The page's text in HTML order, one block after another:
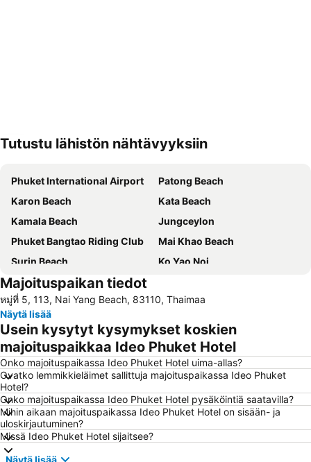
Tutustu lähistön nähtävyyksiin
Phuket International Airport
Patong Beach
Karon Beach
Kata Beach
Kamala Beach
Jungceylon
Phuket Bangtao Riding Club
Mai Khao Beach
Surin Beach
Ko Yao Noi
Nai Thon Beach
Freedom Beach
Soi Bangla
Central Festival Phuket
Bangla Thai Boxing
Maya Bay
Phuket Zoo
Mamma Mia
Phuket Aquarium
Phang Nga Bay
Phuket Sea Shell Museum
Nai Harn Beach
Had Ko Hong
Dino Park Mini Golf
Phuket Butterfly Garden
Wat Chalong
Majoituspaikan tiedot
หมู่ที่ 5, 113, Nai Yang Beach, 83110, Thaimaa
Näytä lisää
Usein kysytyt kysymykset koskien
majoituspaikkaa Ideo Phuket Hotel
Onko majoituspaikassa Ideo Phuket Hotel uima-allas?
Ovatko lemmikkieläimet sallittuja majoituspaikassa Ideo Phuket
Hotel?
Onko majoituspaikassa Ideo Phuket Hotel pysäköintiä saatavilla?
Mihin aikaan majoituspaikassa Ideo Phuket Hotel on sisään- ja
uloskirjautuminen?
Missä Ideo Phuket Hotel sijaitsee?
Näytä lisää